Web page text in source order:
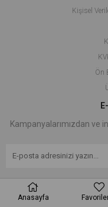
Kişisel
Ön
Kampanyalarımızdan ve
Anasayfa